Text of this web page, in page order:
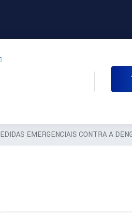
EMERGENCIAIS CONTRA A